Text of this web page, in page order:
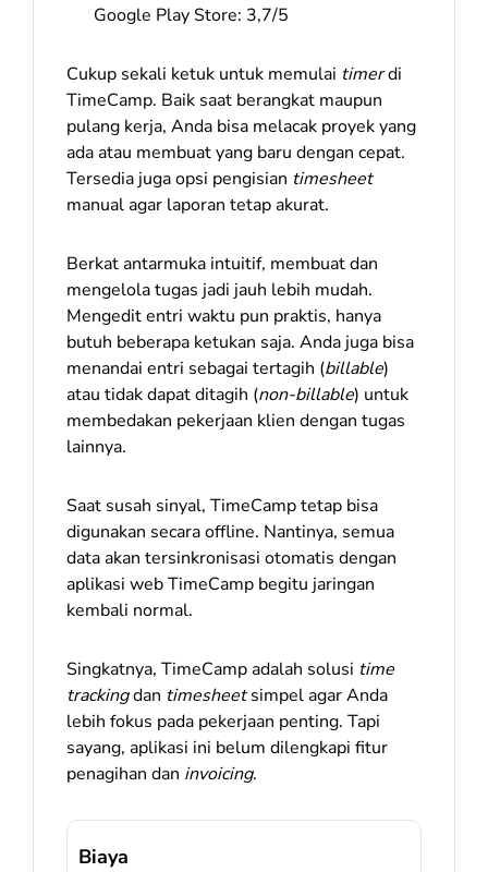
Google Play Store: 3,7/5
Cukup sekali ketuk untuk memulai timerdi
TimeCamp. Baik saat berangkat maupun
pulang kerja, Anda bisa melacak proyek yang
ada atau membuat yang baru dengan cepat.
Tersedia juga opsi pengisian timesheet
manual agar laporan tetap akurat.
Berkat antarmuka intuitif, membuat dan
mengelola tugas jadi jauh lebih mudah.
Mengedit entri waktu pun praktis, hanya
butuh beberapa ketukan saja. Anda juga bisa
menandai entri sebagai tertagih (billable)
atau tidak dapat ditagih (non-billable) untuk
membedakan pekerjaan klien dengan tugas
lainnya.
Saat susah sinyal, TimeCamp tetap bisa
digunakan secara offline. Nantinya, semua
data akan tersinkronisasi otomatis dengan
aplikasi web TimeCamp begitu jaringan
kembali normal.
Singkatnya, TimeCamp adalah solusi time
trackingdan timesheetsimpel agar Anda
lebih fokus pada pekerjaan penting. Tapi
sayang, aplikasi ini belum dilengkapi fitur
penagihan dan invoicing.
Biaya